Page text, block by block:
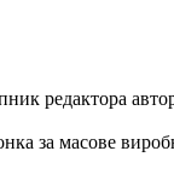
редактора
за масове